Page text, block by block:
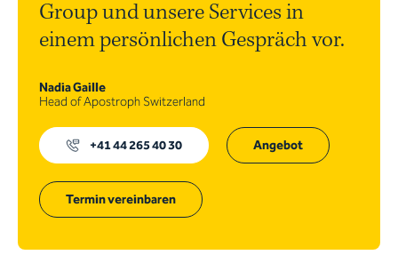
Group und unsere Services in
einem persönlichen Gespräch vor.
Nadia Gaille
Head of Apostroph Switzerland
+41 44 265 40 30 Angebot
Termin vereinbaren